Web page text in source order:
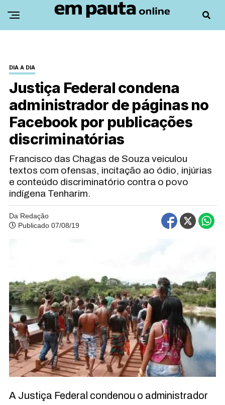
DIA A DIA
Justiça Federal condena
administrador de páginas no
Facebook por publicações
discriminatórias
Francisco das Chagas de Souza veiculou
textos com ofensas, incitação ao ódio, injúrias
e conteúdo discriminatório contra o povo
indígena Tenharim.
Da Redação
Publicado 07/08/19
A Justiça Federal condenou o administrador